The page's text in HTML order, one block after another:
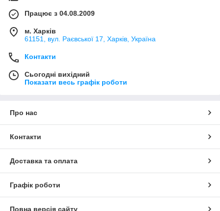
Працює з 04.08.2009
м. Харків
61151, вул. Раєвської 17, Харків, Україна
Контакти
Сьогодні вихідний
Показати весь графік роботи
Про нас
Контакти
Доставка та оплата
Графік роботи
Повна версія сайту